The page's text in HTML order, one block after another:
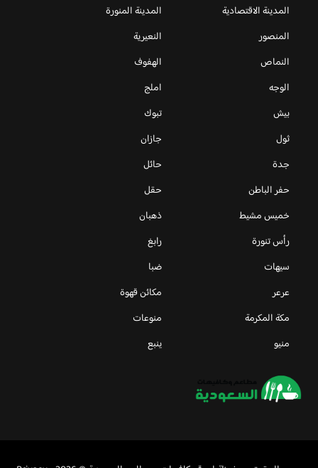
المدينة الاقتصادية
المدينة المنورة
المنصور
النعيرية
النماص
الهفوف
الوجه
املج
بيش
تبوك
ثول
جازان
جدة
حائل
حفر الباطن
حقل
خميس مشيط
ذهبان
رأس تنورة
رابغ
سيهات
ضبا
عرعر
مكائن قهوة
مكة المكرمة
منوعات
منيو
ينبع